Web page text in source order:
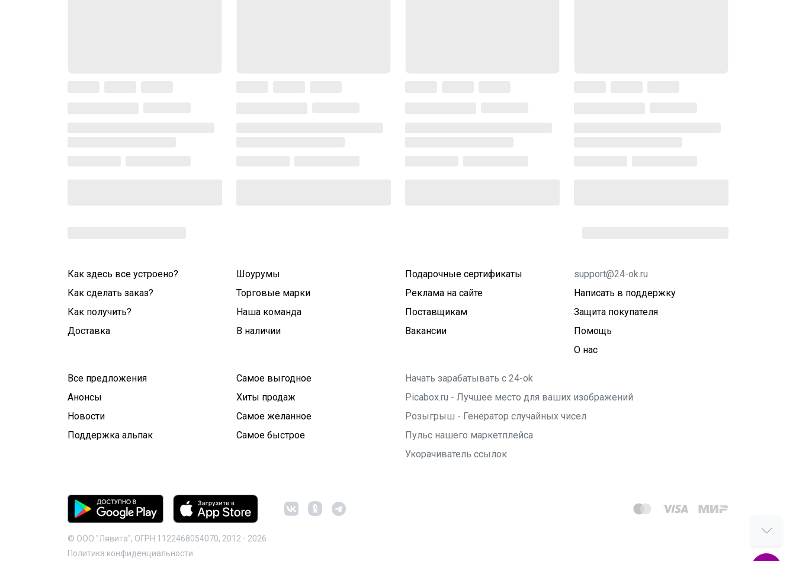
Как здесь все устроено?
Как сделать заказ?
Как получить?
Доставка
Шоурумы
Торговые марки
Наша команда
В наличии
Подарочные сертификаты
Реклама на сайте
Поставщикам
Вакансии
support@24-ok.ru
Написать в поддержку
Защита покупателя
Помощь
О нас
Все предложения
Анонсы
Новости
Поддержка альпак
Самое выгодное
Хиты продаж
Самое желанное
Самое быстрое
Начать зарабатывать с 24-ok
Picabox.ru - Лучшее место для ваших изображений
Розыгрыш - Генератор случайных чисел
Пульс нашего маркетплейса
Укорачиватель ссылок
© ООО "Лявита", ОГРН 1122468054070, 2012 - 2026
Политика конфиденциальности